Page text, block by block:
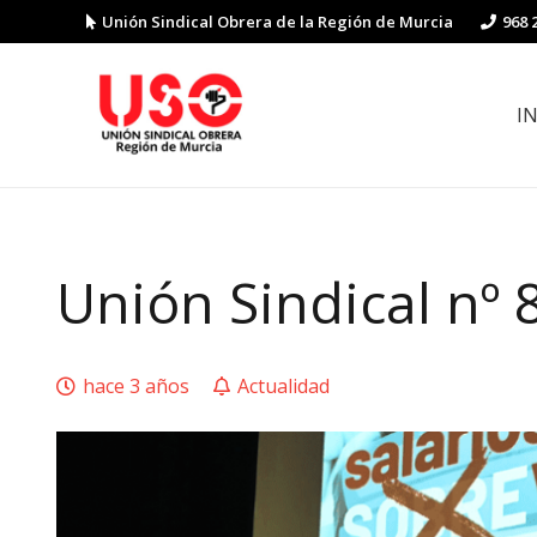
Unión Sindical Obrera de la Región de Murcia 968
Unión Sindical nº
hace 3 años Actualidad